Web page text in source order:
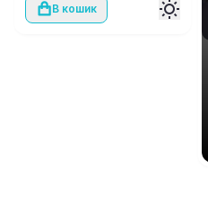
В кошик